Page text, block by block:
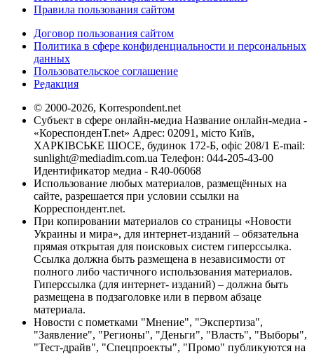
Правила пользования сайтом
Договор пользования сайтом
Политика в сфере конфиденциальности и персональных
данных
Пользовательское соглашение
Редакция
© 2000-2026, Korrespondent.net
Субъект в сфере онлайн-медиа Название онлайн-медиа -
«КореспонденТ.net» Адрес: 02091, місто Київ,
ХАРКІВСЬКЕ ШОСЕ, будинок 172-Б, офіс 208/1 E-mail:
sunlight@mediadim.com.ua Телефон: 044-205-43-00
Идентификатор медиа - R40-06068
Использование любых материалов, размещённых на
сайте, разрешается при условии ссылки на
Корреспондент.net.
При копировании материалов со страницы «Новости
Украины и мира», для интернет-изданий – обязательна
прямая открытая для поисковых систем гиперссылка.
Ссылка должна быть размещена в независимости от
полного либо частичного использования материалов.
Гиперссылка (для интернет- изданий) – должна быть
размещена в подзаголовке или в первом абзаце
материала.
Новости с пометками "Мнение", "Экспертиза",
"Заявление", "Регионы", "Деньги", "Власть", "Выборы",
"Тест-драйв", "Спецпроекты", "Промо" публикуются на